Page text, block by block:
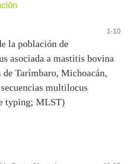
1-10
la población de
asociada a mastitis bovina
Tarímbaro, Michoacán,
multilocus
typing; MLST)